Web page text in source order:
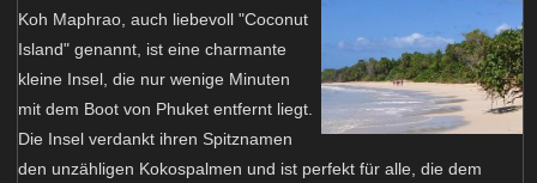
Koh Maphrao, auch liebevoll "Coconut
Island" genannt, ist eine charmante
kleine Insel, die nur wenige Minuten
mit dem Boot von Phuket entfernt liegt.
Die Insel verdankt ihren Spitznamen
den unzähligen Kokospalmen und ist perfekt für alle, die dem